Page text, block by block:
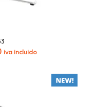
Rango
iva incluido